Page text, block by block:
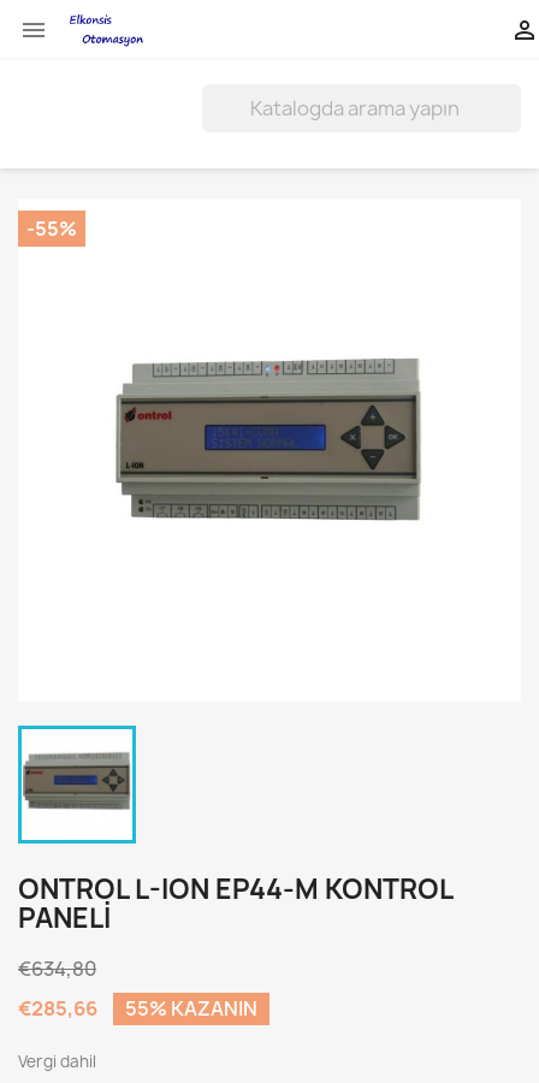
 
-55%
ONTROL L-ION EP44-M KONTROL
PANELI
€634,80
€285,66
55% KAZANIN
Vergi dahil